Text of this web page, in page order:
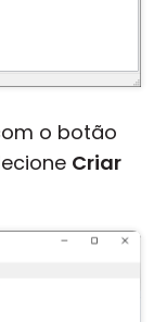
o botão
Criar